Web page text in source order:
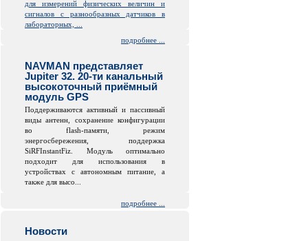
для измерений физических величин и
сигналов с разнообразных датчиков в
лабораторных, ...
подробнее ...
NAVMAN представляет
Jupiter 32. 20-ти канальный
высокоточный приёмный
модуль GPS
Поддерживаются активный и пассивный
виды антенн, сохранение конфигурации
во flash-памяти, режим
энергосбережения, поддержка
SiRFInstantFiz. Модуль оптимально
подходит для использования в
устройствах с автономным питание, а
также для высо...
подробнее ...
Новости